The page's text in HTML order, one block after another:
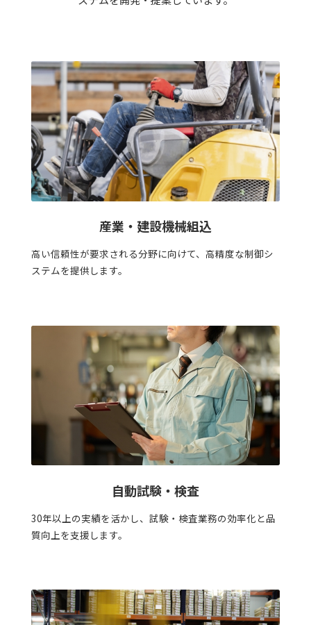
産業・建設機械組込
高い信頼性が要求される分野に向けて、高精度な制御シ
ステムを提供します。
自動試験・検査
30年以上の実績を活かし、試験・検査業務の効率化と品
質向上を支援します。